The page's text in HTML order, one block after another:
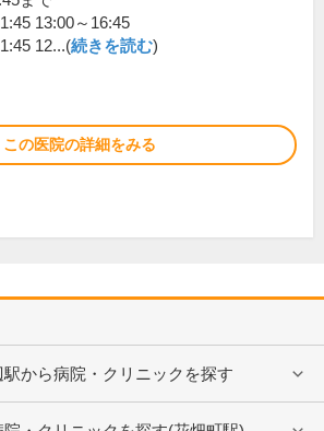
13:00～16:45
12...(続きを読む)
この医院の詳細をみる
から病院・クリニックを探す